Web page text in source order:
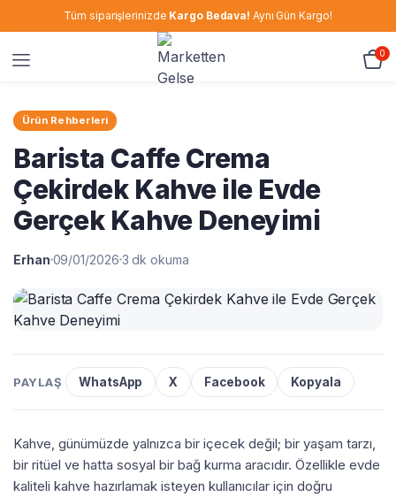
Tüm siparişlerinizde Kargo Bedava! Aynı Gün Kargo!
0
Ürün Rehberleri
Barista Caffe Crema
Çekirdek Kahve ile Evde
Gerçek Kahve Deneyimi
Erhan 09/01/2026 3 dk okuma
PAYLAŞ WhatsApp X Facebook Kopyala
Kahve, günümüzde yalnızca bir içecek değil; bir yaşam tarzı,
bir ritüel ve hatta sosyal bir bağ kurma aracıdır. Özellikle evde
kaliteli kahve hazırlamak isteyen kullanıcılar için doğru